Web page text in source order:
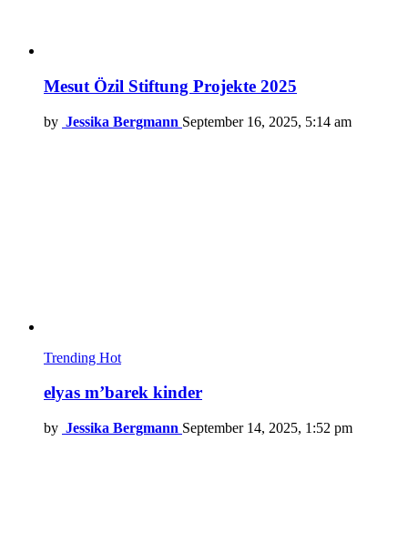
Mesut Özil Stiftung Projekte 2025
by Jessika Bergmann September 16, 2025, 5:14 am
Trending Hot
elyas m’barek kinder
by Jessika Bergmann September 14, 2025, 1:52 pm